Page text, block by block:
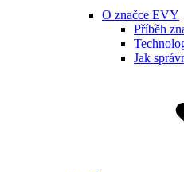
O značce EVY
Příběh
Jak